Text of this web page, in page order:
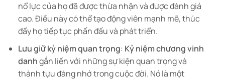
nổ lực của họ đã được thừa nhận và được đánh giá
cao. Điều này có thể tạo động viên mạnh mẽ, thúc
đẩy họ tiếp tục phấn đấu và phát triển.
Lưu giữ kỷ niệm quan trọng: Kỷ niệm chương vinh
danhgắn liền với những sự kiện quan trọng và
thành tựu đáng nhớ trong cuộc đời. Nó là một